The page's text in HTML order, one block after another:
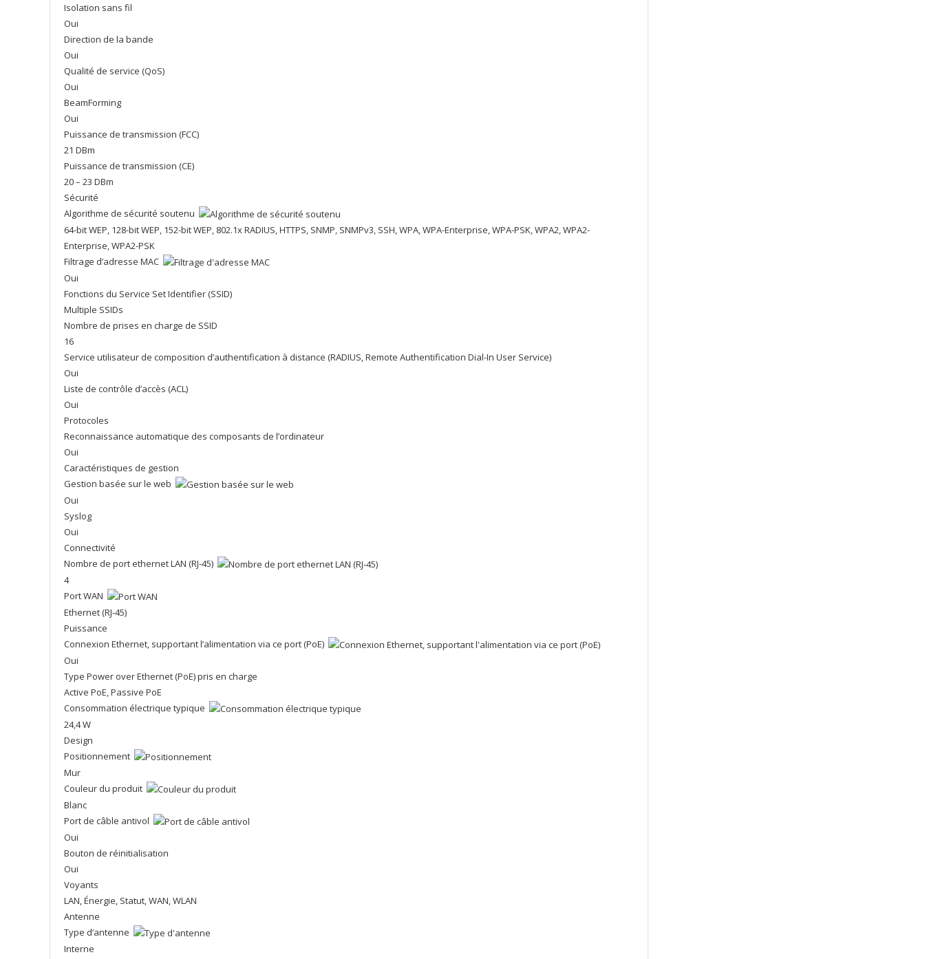
Isolation sans fil
Oui
Direction de la bande
Oui
Qualité de service (QoS)
Oui
BeamForming
Oui
Puissance de transmission (FCC)
21 DBm
Puissance de transmission (CE)
20 – 23 DBm
Sécurité
Algorithme de sécurité soutenu
64-bit WEP, 128-bit WEP, 152-bit WEP, 802.1x RADIUS, HTTPS, SNMP, SNMPv3, SSH, WPA, WPA-Enterprise, WPA-PSK, WPA2, WPA2-
Enterprise, WPA2-PSK
Filtrage d’adresse MAC
Oui
Fonctions du Service Set Identifier (SSID)
Multiple SSIDs
Nombre de prises en charge de SSID
16
Service utilisateur de composition d’authentification à distance (RADIUS, Remote Authentification Dial-In User Service)
Oui
Liste de contrôle d’accès (ACL)
Oui
Protocoles
Reconnaissance automatique des composants de l’ordinateur
Oui
Caractéristiques de gestion
Gestion basée sur le web
Oui
Syslog
Oui
Connectivité
Nombre de port ethernet LAN (RJ-45)
4
Port WAN
Ethernet (RJ-45)
Puissance
Connexion Ethernet, supportant l’alimentation via ce port (PoE)
Oui
Type Power over Ethernet (PoE) pris en charge
Active PoE, Passive PoE
Consommation électrique typique
24,4 W
Design
Positionnement
Mur
Couleur du produit
Blanc
Port de câble antivol
Oui
Bouton de réinitialisation
Oui
Voyants
LAN, Énergie, Statut, WAN, WLAN
Antenne
Type d’antenne
Interne